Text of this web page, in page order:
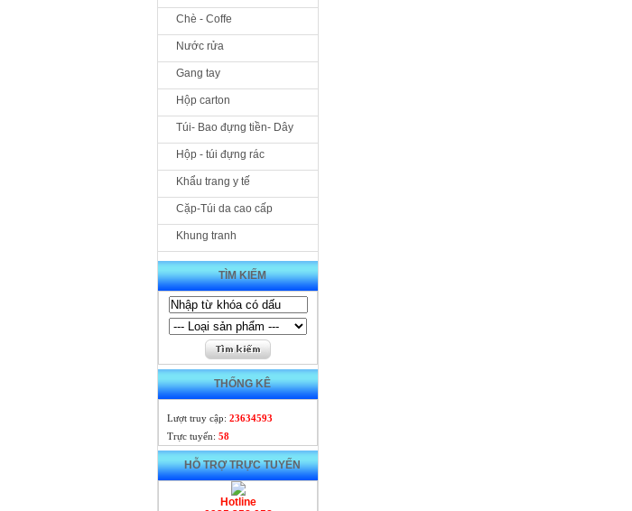
Chè - Coffe
Nước rửa
Gang tay
Hộp carton
Túi- Bao đựng tiền- Dây
Hộp - túi đựng rác
Khẩu trang y tế
Cặp-Túi da cao cấp
Khung tranh
TÌM KIẾM
THỐNG KÊ
Lượt truy cập: 23634593
Trực tuyến: 58
HỖ TRỢ TRỰC TUYẾN
Hotline